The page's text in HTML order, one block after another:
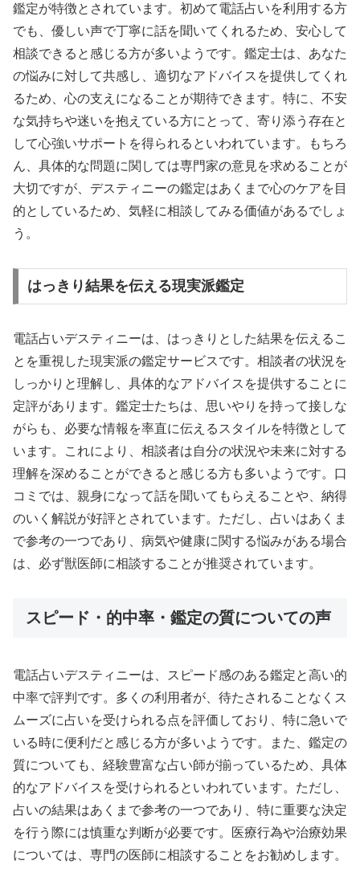
鑑定が特徴とされています。初めて電話占いを利用する方
でも、優しい声で丁寧に話を聞いてくれるため、安心して
相談できると感じる方が多いようです。鑑定士は、あなた
の悩みに対して共感し、適切なアドバイスを提供してくれ
るため、心の支えになることが期待できます。特に、不安
な気持ちや迷いを抱えている方にとって、寄り添う存在と
して心強いサポートを得られるといわれています。もちろ
ん、具体的な問題に関しては専門家の意見を求めることが
大切ですが、デスティニーの鑑定はあくまで心のケアを目
的としているため、気軽に相談してみる価値があるでしょ
う。
はっきり結果を伝える現実派鑑定
電話占いデスティニーは、はっきりとした結果を伝えるこ
とを重視した現実派の鑑定サービスです。相談者の状況を
しっかりと理解し、具体的なアドバイスを提供することに
定評があります。鑑定士たちは、思いやりを持って接しな
がらも、必要な情報を率直に伝えるスタイルを特徴として
います。これにより、相談者は自分の状況や未来に対する
理解を深めることができると感じる方も多いようです。口
コミでは、親身になって話を聞いてもらえることや、納得
のいく解説が好評とされています。ただし、占いはあくま
で参考の一つであり、病気や健康に関する悩みがある場合
は、必ず獣医師に相談することが推奨されています。
スピード・的中率・鑑定の質についての声
電話占いデスティニーは、スピード感のある鑑定と高い的
中率で評判です。多くの利用者が、待たされることなくス
ムーズに占いを受けられる点を評価しており、特に急いで
いる時に便利だと感じる方が多いようです。また、鑑定の
質についても、経験豊富な占い師が揃っているため、具体
的なアドバイスを受けられるといわれています。ただし、
占いの結果はあくまで参考の一つであり、特に重要な決定
を行う際には慎重な判断が必要です。医療行為や治療効果
については、専門の医師に相談することをお勧めします。